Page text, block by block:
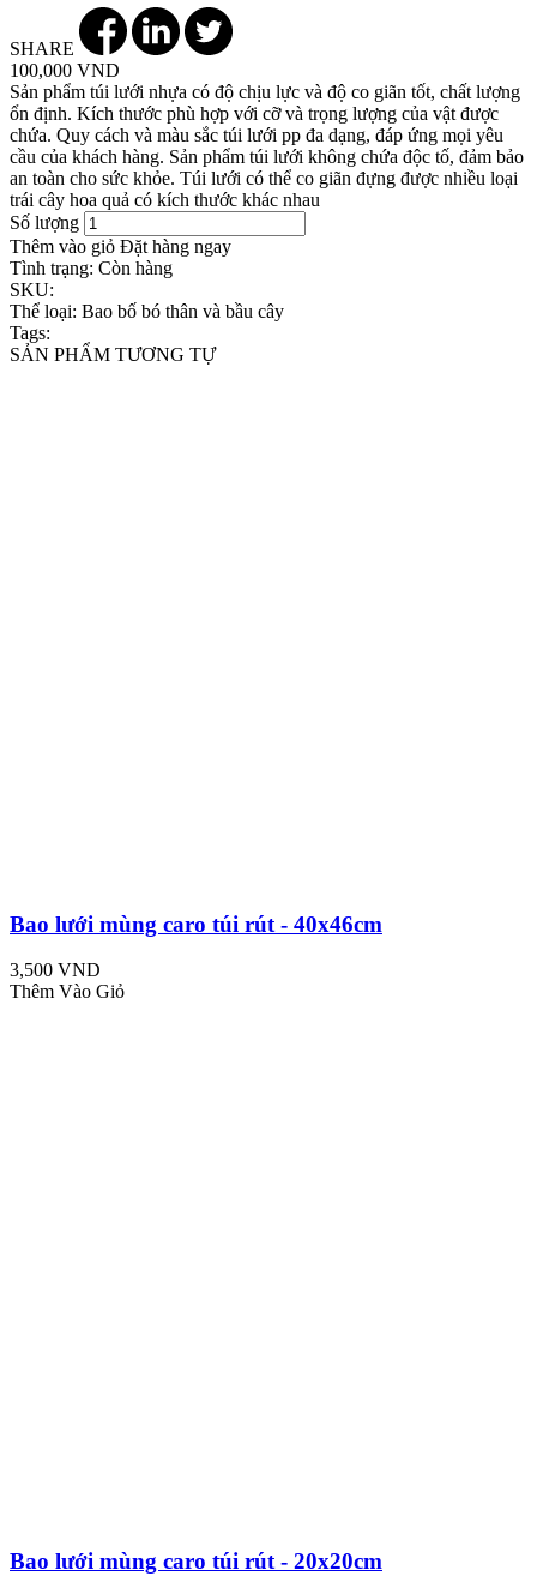
SHARE
100,000 VND
Sản phẩm túi lưới nhựa có độ chịu lực và độ co giãn tốt, chất lượng
ổn định. Kích thước phù hợp với cỡ và trọng lượng của vật được
chứa. Quy cách và màu sắc túi lưới pp đa dạng, đáp ứng mọi yêu
cầu của khách hàng. Sản phẩm túi lưới không chứa độc tố, đảm bảo
an toàn cho sức khỏe. Túi lưới có thể co giãn đựng được nhiều loại
trái cây hoa quả có kích thước khác nhau
Số lượng
Thêm vào giỏ Đặt hàng ngay
Tình trạng: Còn hàng
SKU:
Thể loại: Bao bố bó thân và bầu cây
Tags:
SẢN PHẨM TƯƠNG TỰ
Bao lưới mùng caro túi rút - 40x46cm
3,500 VND
Thêm Vào Giỏ
Bao lưới mùng caro túi rút - 20x20cm